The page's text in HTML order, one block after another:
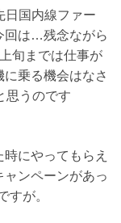
日国内線ファー
回は…残念ながら
旬までは仕事が
乗る機会はなさ
思うのです
にやってもらえ
ンペーンがあっ
すが。